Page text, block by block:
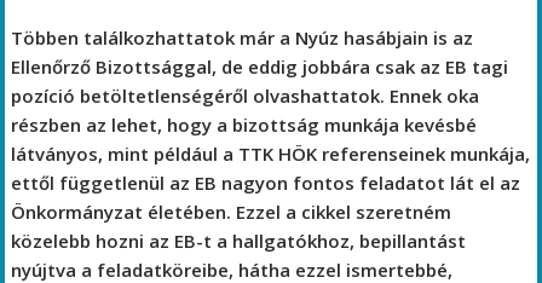
Többen találkozhattatok már a Nyúz hasábjain is az
Ellenőrző Bizottsággal, de eddig jobbára csak az EB tagi
pozíció betöltetlenségéről olvashattatok. Ennek oka
részben az lehet, hogy a bizottság munkája kevésbé
látványos, mint például a TTK HÖK referenseinek munkája,
ettől függetlenül az EB nagyon fontos feladatot lát el az
Önkormányzat életében. Ezzel a cikkel szeretném
közelebb hozni az EB-t a hallgatókhoz, bepillantást
nyújtva a feladatköreibe, hátha ezzel ismertebbé,